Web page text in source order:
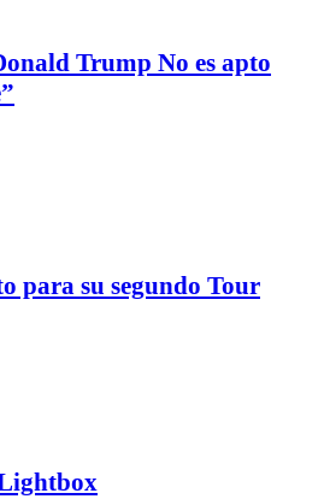
Trump No es apto
para su segundo Tour